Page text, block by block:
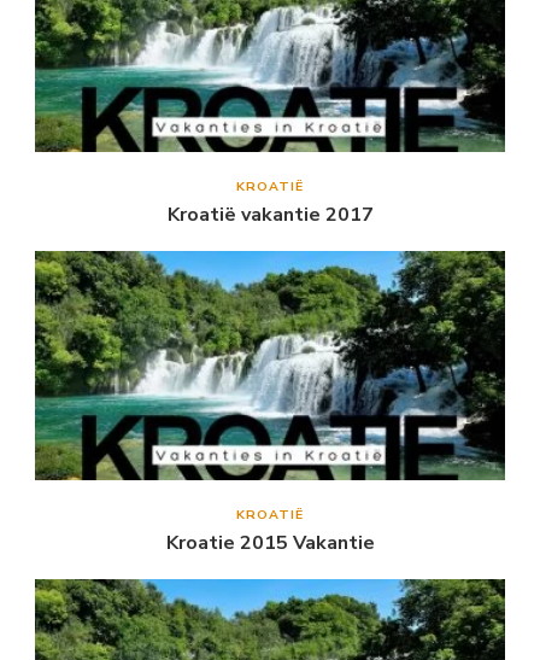
KROATIË
Kroatië vakantie 2017
KROATIË
Kroatie 2015 Vakantie